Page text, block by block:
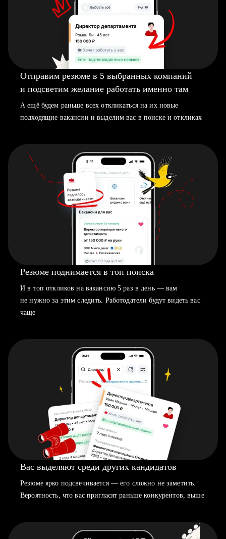
Отправим резюме в 5 выбранных компаний
и подсветим желание работать именно там
А ещё будем раньше всех откликаться на их новые
подходящие вакансии и выделим вас в поиске и откликах
Резюме поднимается в топ поиска
И в топ откликов на вакансию 5 раз в день — вам
не нужно за этим следить. Работодатели будут видеть вас
чаще
Вас выделяют среди других кандидатов
Резюме ярко подсвечивается — его сложно не заметить.
Вероятность, что вас пригласят раньше конкурентов, выше